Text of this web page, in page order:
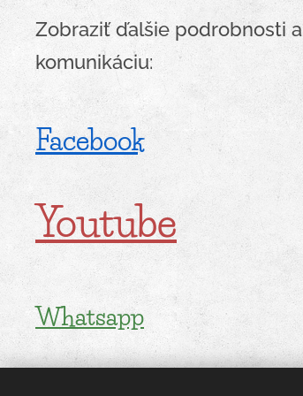
Zobraziť ďalšie podrobnosti a
komunikáciu:
Facebook
Youtube
Whatsapp